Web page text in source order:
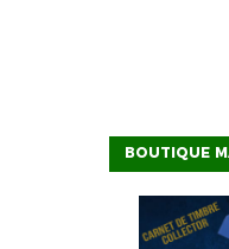
BOUTIQUE